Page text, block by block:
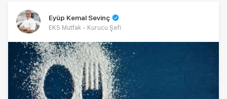
Eyüp Kemal Sevinç
EKS Mutfak - Kurucu Şefi